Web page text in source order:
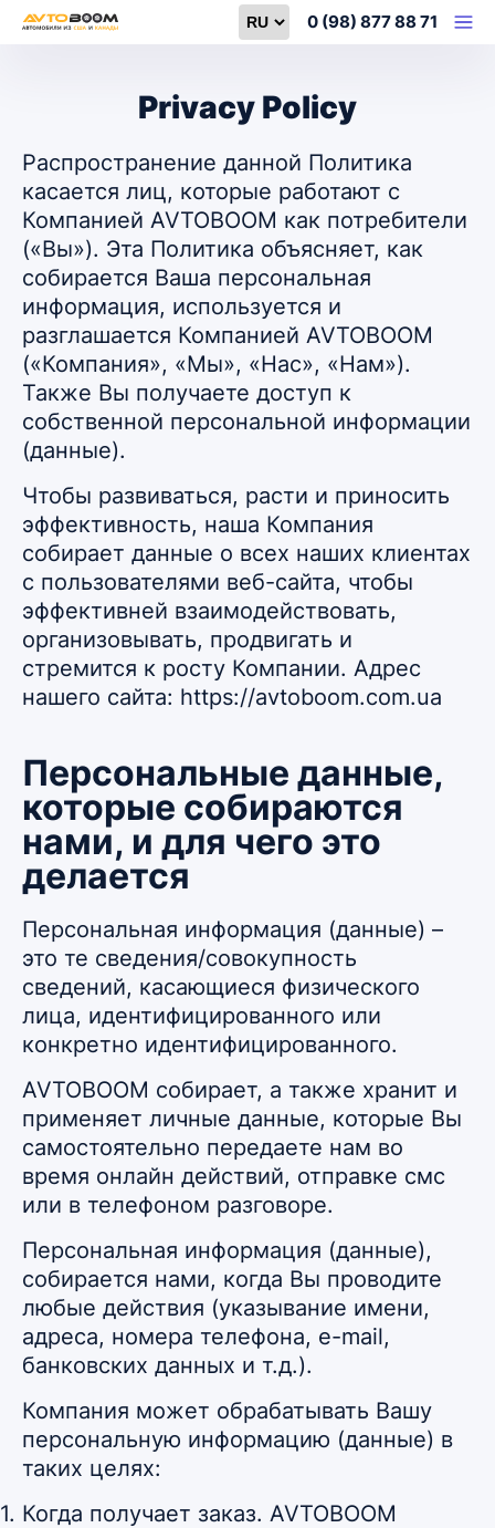
Select language
0 (98) 877 88 71
Privacy Policy
Распространение данной Политика
касается лиц, которые работают с
Компанией AVTOBOOM как потребители
(«Вы»). Эта Политика объясняет, как
собирается Ваша персональная
информация, используется и
разглашается Компанией AVTOBOOM
(«Компания», «Мы», «Нас», «Нам»).
Также Вы получаете доступ к
собственной персональной информации
(данные).
Чтобы развиваться, расти и приносить
эффективность, наша Компания
собирает данные о всех наших клиентах
с пользователями веб-сайта, чтобы
эффективней взаимодействовать,
организовывать, продвигать и
стремится к росту Компании. Адрес
нашего сайта: https://avtoboom.com.ua
Персональные данные,
которые собираются
нами, и для чего это
делается
Персональная информация (данные) –
это те сведения/совокупность
сведений, касающиеся физического
лица, идентифицированного или
конкретно идентифицированного.
AVTOBOOM собирает, а также хранит и
применяет личные данные, которые Вы
самостоятельно передаете нам во
время онлайн действий, отправке смс
или в телефоном разговоре.
Персональная информация (данные),
собирается нами, когда Вы проводите
любые действия (указывание имени,
адреса, номера телефона, e-mail,
банковских данных и т.д.).
Компания может обрабатывать Вашу
персональную информацию (данные) в
таких целях:
Когда получает заказ. AVTOBOOM